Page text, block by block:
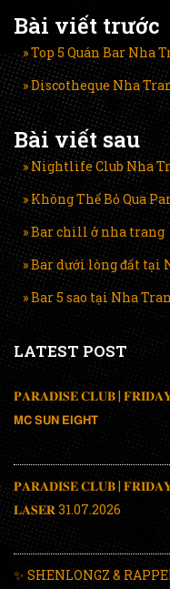
Bài viết trước
» Top 5 Quán Bar Nha
» Discotheque Nha
Bài viết sau
» Nightlife Club Nha
» Không Thể Bỏ Qua
» Bar chill ở nha trang
» Bar dưới lòng đất tại
» Bar 5 sao tại Nha
LATEST POST
𝐏𝐀𝐑𝐀𝐃𝐈𝐒𝐄 𝐂𝐋𝐔𝐁 | 𝐅𝐑𝐈𝐃𝐀𝐘
𝗠𝗖 𝗦𝗨𝗡 𝗘𝗜𝗚𝗛𝗧
𝐏𝐀𝐑𝐀𝐃𝐈𝐒𝐄 𝐂𝐋𝐔𝐁 |
𝐋𝐀𝐒𝐄𝐑 31.07.2026
✨ SHENLONGZ &